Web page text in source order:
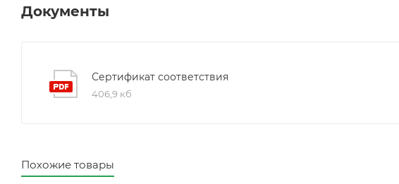
Документы
Сертификат соответствия
406,9 кб
Похожие товары